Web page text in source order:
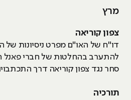
מרץ
צפון קוריאה
דו"ח של האו"ם מפרט ניסיונות של
להתערב בהחלטות של חברי פאנל
סחר נגד צפון קוריאה דרך
תורכיה